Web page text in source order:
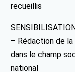
recueillis
– Rédaction de
dans le champ
national